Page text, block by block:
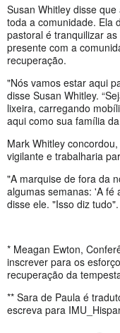
Susan Whitley disse
toda a comunidade. Ela
pastoral é tranquilizar
presente com a
recuperação.
"Nós vamos estar aqui
disse Susan Whitley.
lixeira, carregando
aqui como sua família
Mark Whitley
vigilante e trabalharia
"A marquise de fora da
algumas semanas: 'A fé
disse ele. "Isso diz tudo".
* Meagan Ewton,
inscrever para os
recuperação da
** Sara de Paula é
escreva para